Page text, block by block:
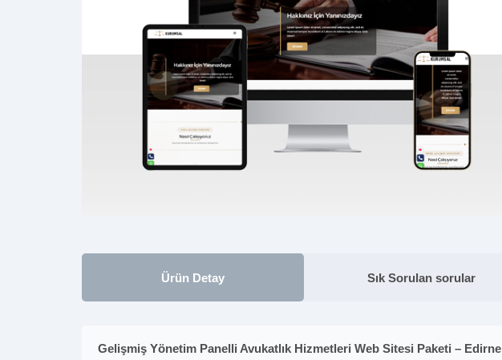
Ürün Detay Sık Sorulan sorular
Gelişmiş Yönetim Panelli Avukatlık Hizmetleri Web Sitesi Paketi – Edirne